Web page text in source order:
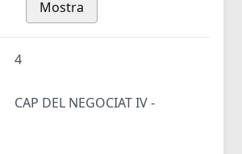
Mostra
4
CAP DEL NEGOCIAT IV -